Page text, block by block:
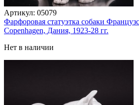
Артикул: 05079
Фарфоровая статуэтка собаки
Copenhagen, Дания, 1923-28 гг.
Нет в наличии